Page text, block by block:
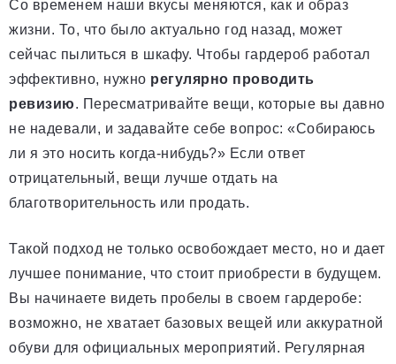
Со временем наши вкусы меняются, как и образ
жизни. То, что было актуально год назад, может
сейчас пылиться в шкафу. Чтобы гардероб работал
эффективно, нужно регулярно проводить
ревизию. Пересматривайте вещи, которые вы давно
не надевали, и задавайте себе вопрос: «Собираюсь
ли я это носить когда-нибудь?» Если ответ
отрицательный, вещи лучше отдать на
благотворительность или продать.
Такой подход не только освобождает место, но и дает
лучшее понимание, что стоит приобрести в будущем.
Вы начинаете видеть пробелы в своем гардеробе:
возможно, не хватает базовых вещей или аккуратной
обуви для официальных мероприятий. Регулярная